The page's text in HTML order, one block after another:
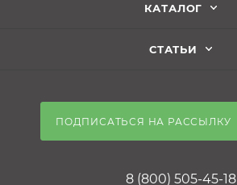
КАТАЛОГ
СТАТЬИ
ПОДПИСАТЬСЯ НА РАССЫЛКУ
8 (800) 505-45-18